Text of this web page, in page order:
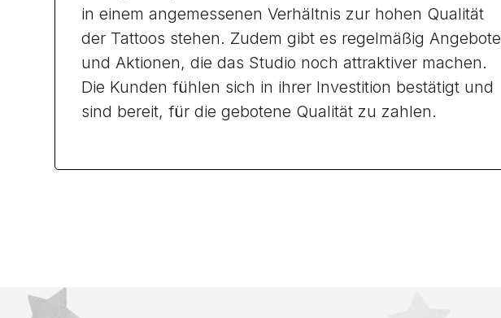
in einem angemessenen Verhältnis zur hohen Qualität
der Tattoos stehen. Zudem gibt es regelmäßig Angebote
und Aktionen, die das Studio noch attraktiver machen.
Die Kunden fühlen sich in ihrer Investition bestätigt und
sind bereit, für die gebotene Qualität zu zahlen.